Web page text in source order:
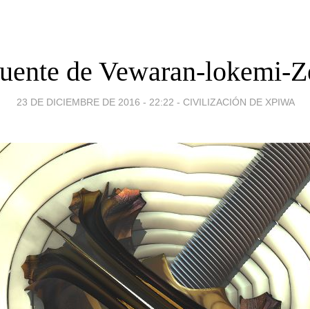
de Vewaran-lokemi-
23 DE DICIEMBRE DE 2016 - 22:22 - CIVILIZACIÓN DE XPIWA